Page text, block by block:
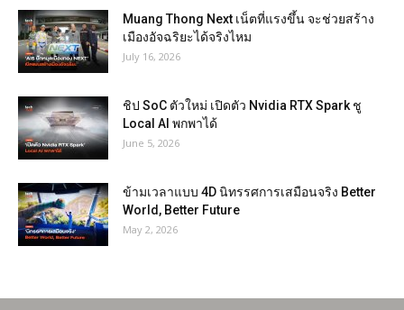
Muang Thong Next เน็ตที่แรงขึ้น จะช่วยสร้าง
เมืองอัจฉริยะได้จริงไหม
July 16, 2026
ชิป SoC ตัวใหม่ เปิดตัว Nvidia RTX Spark ชู
Local AI พกพาได้
June 5, 2026
ข้ามเวลาแบบ 4D นิทรรศการเสมือนจริง Better
World, Better Future
May 2, 2026